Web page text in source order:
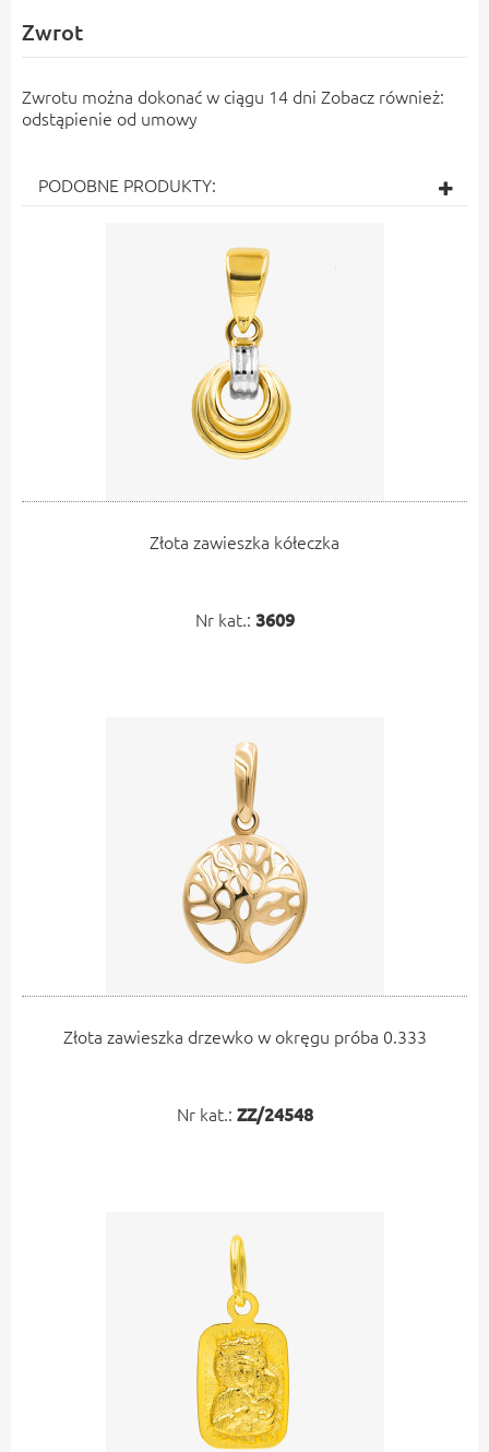
Zwrot
Zwrotu można dokonać w ciągu 14 dni Zobacz również:
odstąpienie od umowy
PODOBNE PRODUKTY:
Złota zawieszka kółeczka
Nr kat.: 3609
Złota zawieszka drzewko w okręgu próba 0.333
Nr kat.: ZZ/24548